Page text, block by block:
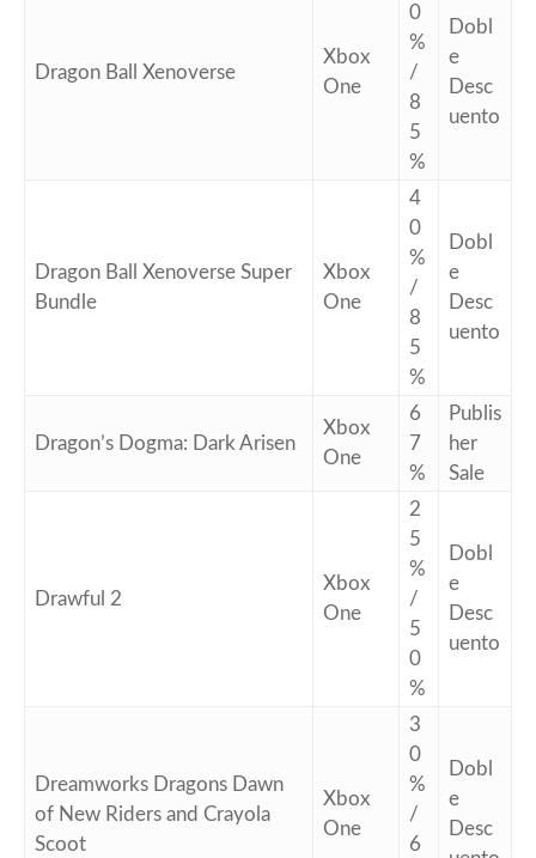
Dragon Ball Xenoverse
Xbox
One
0
%
/
8
5
%
Dobl
e
Desc
uento
Dragon Ball Xenoverse Super
Bundle
Xbox
One
4
0
%
/
8
5
%
Dobl
e
Desc
uento
Dragon’s Dogma: Dark Arisen
Xbox
One
6
7
%
Publis
her
Sale
Drawful 2
Xbox
One
2
5
%
/
5
0
%
Dobl
e
Desc
uento
Dreamworks Dragons Dawn
of New Riders and Crayola
Scoot
Xbox
One
3
0
%
/
6
Dobl
e
Desc